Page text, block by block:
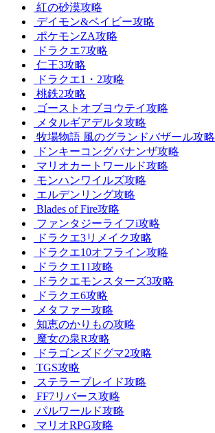
紅の砂漠攻略
デイモン&ベイビー攻略
ポケモンZA攻略
ドラクエ7攻略
仁王3攻略
ドラクエ1・2攻略
桃鉄2攻略
ゴーストオブヨウテイ攻略
メタルギアデルタ攻略
牧場物語 風のグランドバザール攻略
ドンキーコングバナンザ攻略
マリオカートワールド攻略
モンハンワイルズ攻略
エルデンリング攻略
Blades of Fire攻略
ファンタジーライフi攻略
ドラクエ3リメイク攻略
ドラクエ10オフライン攻略
ドラクエ11攻略
ドラクエモンスターズ3攻略
ドラクエ6攻略
メタファー攻略
知恵のかりもの攻略
魔女の泉R攻略
ドラゴンズドグマ2攻略
TGS攻略
ステラーブレイド攻略
FF7リバース攻略
パルワールド攻略
マリオRPG攻略